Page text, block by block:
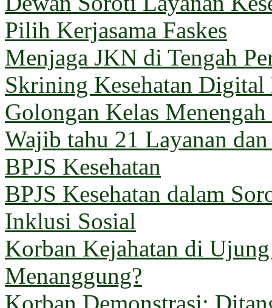
Pilih Kerjasama Faskes
Menjaga JKN di Tengah
Skrining Kesehatan Digital
Golongan Kelas
Wajib tahu 21 Layanan
BPJS Kesehatan
BPJS Kesehatan dalam
Inklusi Sosial
Korban Kejahatan di
Menanggung?